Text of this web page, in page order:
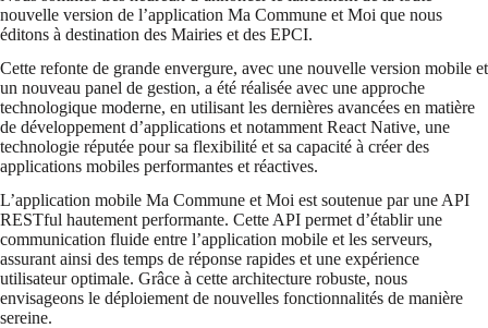
nouvelle version de l’application Ma Commune et Moi que nous
éditons à destination des Mairies et des EPCI.
Cette refonte de grande envergure, avec une nouvelle version mobile et
un nouveau panel de gestion, a été réalisée avec une approche
technologique moderne, en utilisant les dernières avancées en matière
de développement d’applications et notamment React Native, une
technologie réputée pour sa flexibilité et sa capacité à créer des
applications mobiles performantes et réactives.
L’application mobile Ma Commune et Moi est soutenue par une API
RESTful hautement performante. Cette API permet d’établir une
communication fluide entre l’application mobile et les serveurs,
assurant ainsi des temps de réponse rapides et une expérience
utilisateur optimale. Grâce à cette architecture robuste, nous
envisageons le déploiement de nouvelles fonctionnalités de manière
sereine.